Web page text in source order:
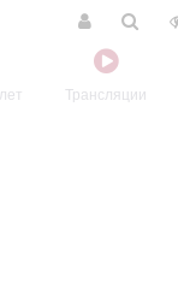
Трансляции